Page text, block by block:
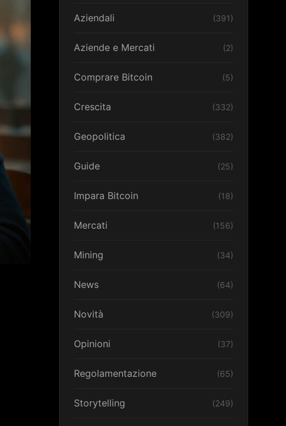
Aziendali (391)
Aziende e Mercati (2)
Comprare Bitcoin (5)
Crescita (332)
Geopolitica (382)
Guide (25)
Impara Bitcoin (18)
Mercati (156)
Mining (34)
News (64)
Novità (309)
Opinioni (37)
Regolamentazione (65)
Storytelling (249)